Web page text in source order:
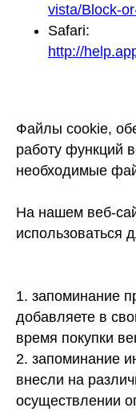
vista/Block-
Safari:
http://
Файлы cookie,
работу функций
необходимые
На нашем веб-
использоваться
1. запоминание
добавляете в
время покупки
2. запоминание
внесли на
осуществлении